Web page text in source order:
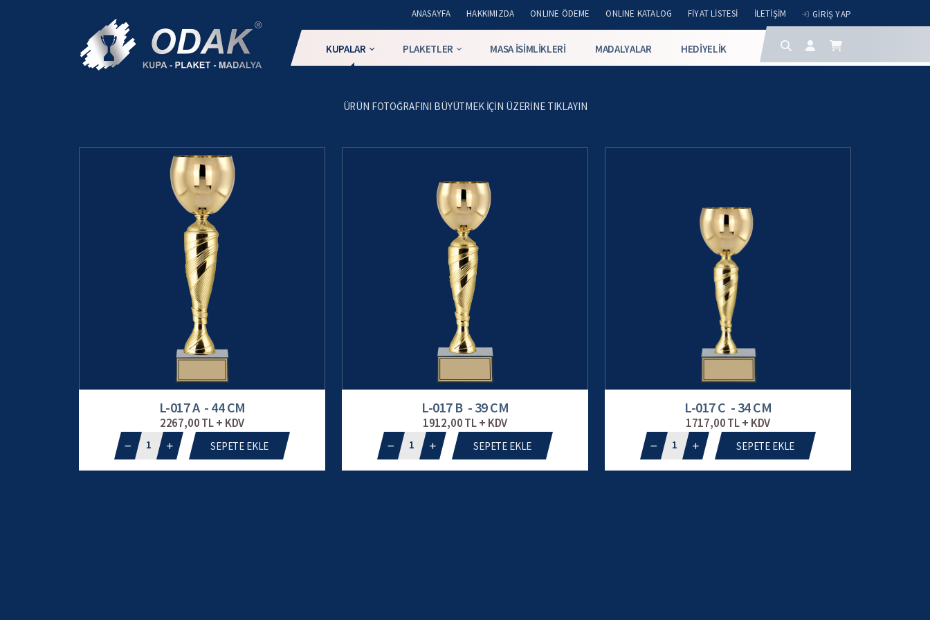
ANASAYFA HAKKIMIZDA ONLINE ÖDEME ONLINE KATALOG FIYAT LISTESI İLETIŞIM GIRIŞ YAP
KUPALAR PLAKETLER MASA İSIMLIKLERI MADALYALAR HEDIYELIK
ÜRÜN FOTOĞRAFINI BÜYÜTMEK IÇIN ÜZERINE TIKLAYIN
L-017 A - 44 CM
2267,00 TL + KDV
1 SEPETE EKLE
L-017 B - 39 CM
1912,00 TL + KDV
1 SEPETE EKLE
L-017 C - 34 CM
1717,00 TL + KDV
1 SEPETE EKLE